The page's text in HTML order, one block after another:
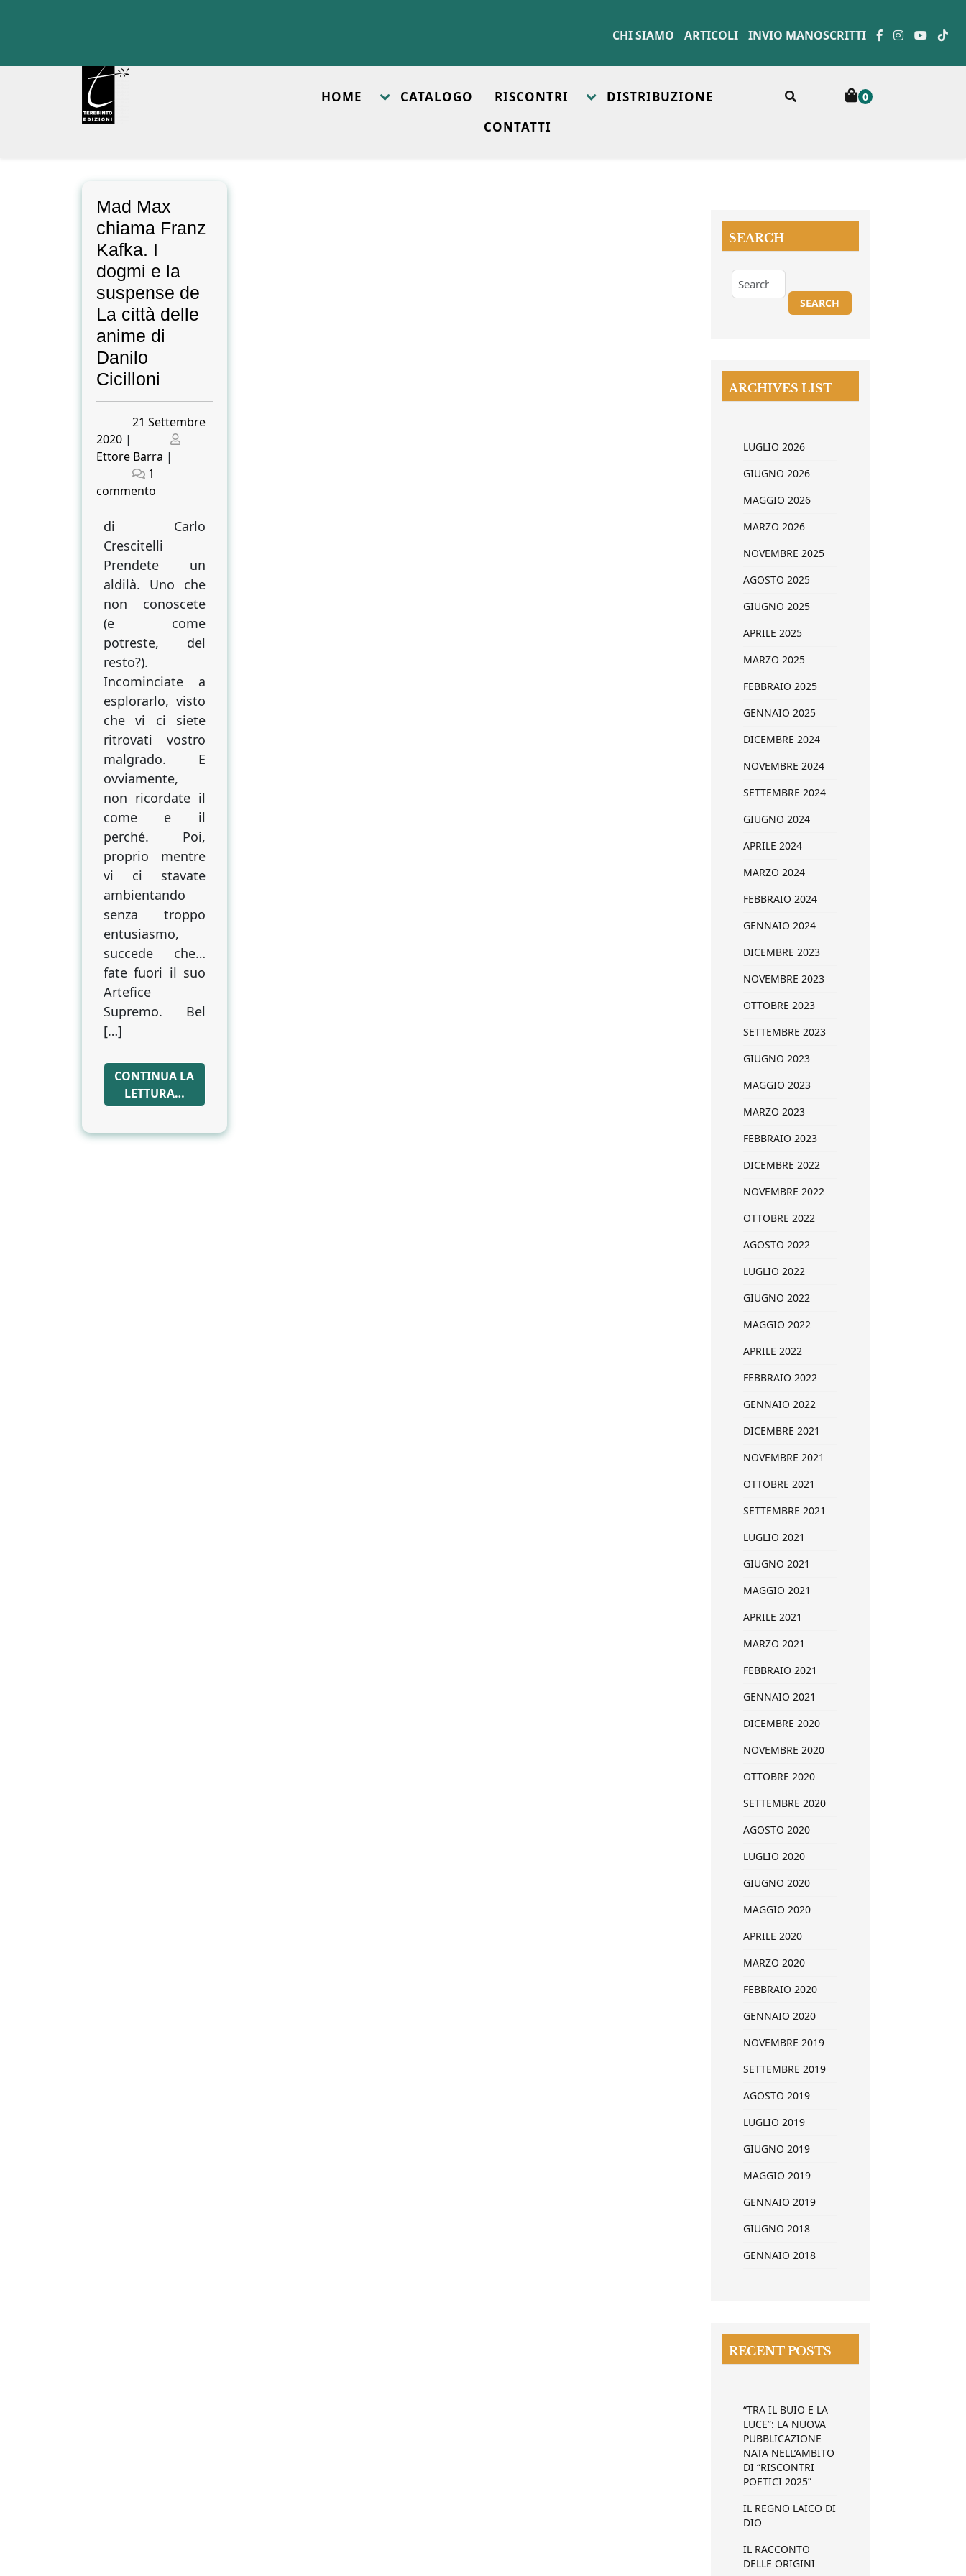
CHI SIAMO ARTICOLI INVIO MANOSCRITTI
HOME CATALOGO RISCONTRI
DISTRIBUZIONE
CONTATTI
0
Mad Max
chiama Franz
Kafka. I
dogmi e la
suspense de
La città delle
anime di
Danilo
Cicilloni
Posted
21 Settembre
2020 |
Posted
Ettore Barra |
1
commento
Max
chiama
Franz
Kafka.
I
dogmi
la
de
La
città
anime
di
Danilo
Cicilloni
di Carlo
Crescitelli
Prendete un
aldilà. Uno che
non conoscete
(e come
potreste, del
resto?).
Incominciate a
esplorarlo, visto
che vi ci siete
ritrovati vostro
malgrado. E
ovviamente,
non ricordate il
come e il
perché. Poi,
proprio mentre
vi ci stavate
ambientando
senza troppo
entusiasmo,
succede che…
fate fuori il suo
Artefice
Supremo. Bel
[…]
CONTINUA LA
LETTURA…
SEARCH
ARCHIVES LIST
LUGLIO 2026
GIUGNO 2026
MAGGIO 2026
MARZO 2026
NOVEMBRE 2025
AGOSTO 2025
GIUGNO 2025
APRILE 2025
MARZO 2025
FEBBRAIO 2025
GENNAIO 2025
DICEMBRE 2024
NOVEMBRE 2024
SETTEMBRE 2024
GIUGNO 2024
APRILE 2024
MARZO 2024
FEBBRAIO 2024
GENNAIO 2024
DICEMBRE 2023
NOVEMBRE 2023
OTTOBRE 2023
SETTEMBRE 2023
GIUGNO 2023
MAGGIO 2023
MARZO 2023
FEBBRAIO 2023
DICEMBRE 2022
NOVEMBRE 2022
OTTOBRE 2022
AGOSTO 2022
LUGLIO 2022
GIUGNO 2022
MAGGIO 2022
APRILE 2022
FEBBRAIO 2022
GENNAIO 2022
DICEMBRE 2021
NOVEMBRE 2021
OTTOBRE 2021
SETTEMBRE 2021
LUGLIO 2021
GIUGNO 2021
MAGGIO 2021
APRILE 2021
MARZO 2021
FEBBRAIO 2021
GENNAIO 2021
DICEMBRE 2020
NOVEMBRE 2020
OTTOBRE 2020
SETTEMBRE 2020
AGOSTO 2020
LUGLIO 2020
GIUGNO 2020
MAGGIO 2020
APRILE 2020
MARZO 2020
FEBBRAIO 2020
GENNAIO 2020
NOVEMBRE 2019
SETTEMBRE 2019
AGOSTO 2019
LUGLIO 2019
GIUGNO 2019
MAGGIO 2019
GENNAIO 2019
GIUGNO 2018
GENNAIO 2018
RECENT POSTS
“TRA IL BUIO E LA
LUCE”: LA NUOVA
PUBBLICAZIONE
NATA NELL’AMBITO
DI “RISCONTRI
POETICI 2025”
IL REGNO LAICO DI
DIO
IL RACCONTO
DELLE ORIGINI